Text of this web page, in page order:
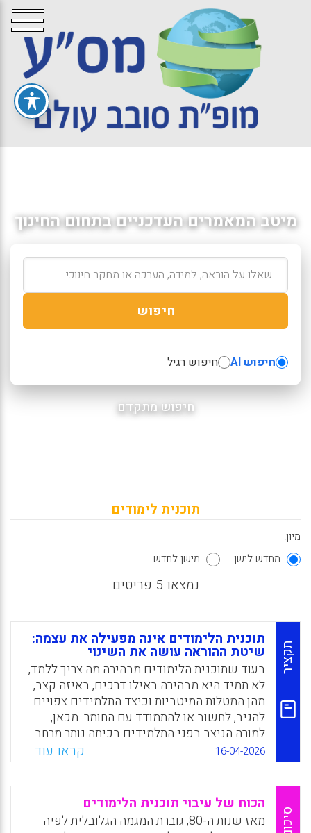
מיטב המאמרים העדכניים בתחום החינוך
חיפוש
חיפוש AI חיפוש רגיל
חיפוש מתקדם
תוכנית לימודים
מיון:
מחדש לישן
מישן לחדש
נמצאו 5 פריטים
תקציר
תוכנית הלימודים אינה מפעילה את עצמה:
שיטת ההוראה עושה את השינוי
בעוד שתוכנית הלימודים מבהירה מה צריך ללמד,
לא תמיד היא מבהירה באילו דרכים, באיזה קצב,
מהן המטלות המיטביות וכיצד התלמידים צפויים
להגיב, לחשוב או להתמודד עם החומר. מכאן,
למורה הניצב בפני התלמידים בכיתה נותר מרחב
גדול של תמרון בנוגע לעיצוב מערך השיעור, למתן
משוב לתלמידים ולהערכת המטלות. על רקע זה,
המאמר מציג אסטרטגיות הוראה שימושיות
ואיכותיות שמפיחות חיים בתוכנית הלימודים
ומניעות תלמידים למעורבות.
16-04-2026 קראו עוד...
סיכום
הכוח של עיבוי תוכנית הלימודים
מאז שנות ה-80, גוברת המגמה הגלובלית לפיה